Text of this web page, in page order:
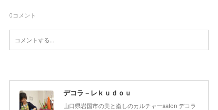
0コメント
デコラ－レｋｕｄｏｕ
山口県岩国市の美と癒しのカルチャーsalon デコラ